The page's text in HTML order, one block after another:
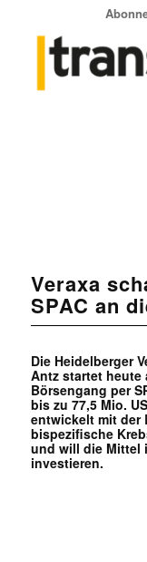
Veraxa
SPAC an
Die Heidelberger
Antz startet heute
Börsengang per
bis zu 77,5 Mio.
entwickelt mit der
bispezifische
und will die Mittel
investieren.